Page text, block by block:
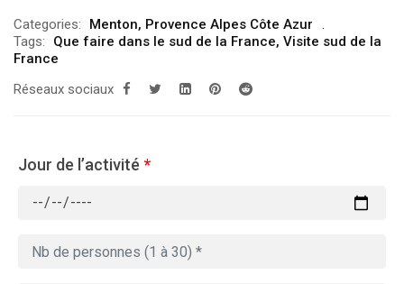
Categories: Menton, Provence Alpes Côte Azur
Tags:
Que faire dans le sud de la France, Visite sud de la
France
Réseaux sociaux
Jour de l’activité *